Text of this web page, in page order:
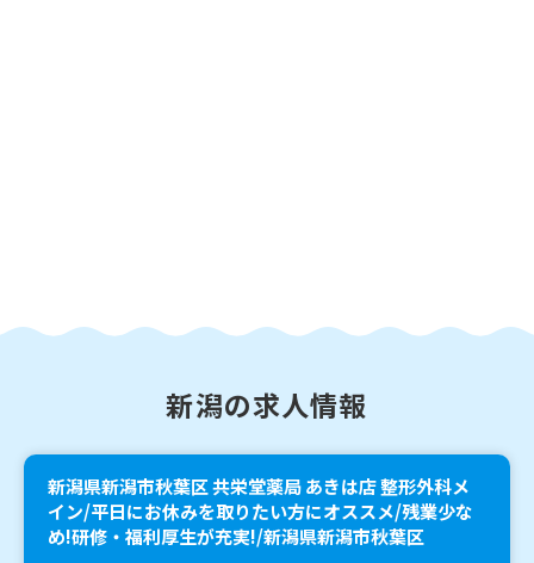
新潟の求人情報
新潟県新潟市秋葉区 共栄堂薬局 あきは店 整形外科メ
イン/平日にお休みを取りたい方にオススメ/残業少な
め!研修・福利厚生が充実!/新潟県新潟市秋葉区